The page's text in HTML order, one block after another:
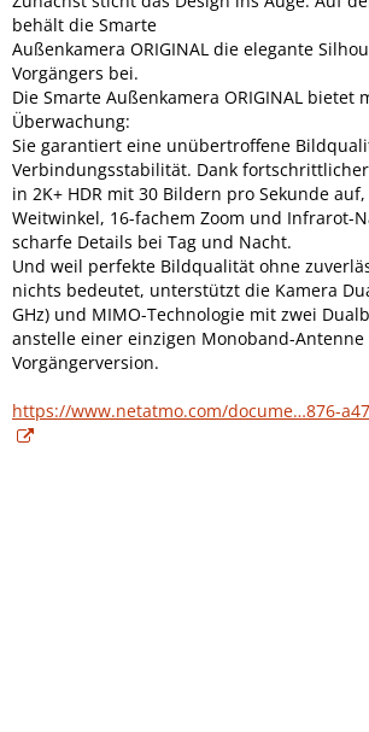
behält die Smarte
Außenkamera ORIGINAL die elegante
Vorgängers bei.
Die Smarte Außenkamera ORIGINAL bietet
Überwachung:
Sie garantiert eine unübertroffene
Verbindungsstabilität. Dank
in 2K+ HDR mit 30 Bildern pro Sekunde auf,
Weitwinkel, 16-fachem Zoom und Infrarot-
scharfe Details bei Tag und Nacht.
Und weil perfekte Bildqualität ohne
nichts bedeutet, unterstützt die Kamera
GHz) und MIMO-Technologie mit zwei
anstelle einer einzigen Monoband-
Vorgängerversion.
https://www.netatmo.com/docume…876-